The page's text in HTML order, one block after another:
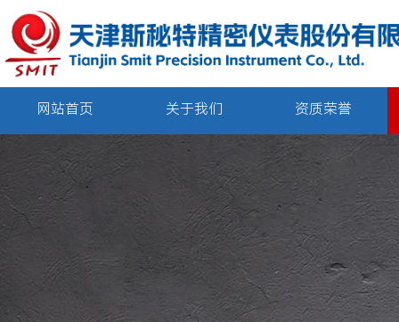
网站首页 关于我们 资质荣誉